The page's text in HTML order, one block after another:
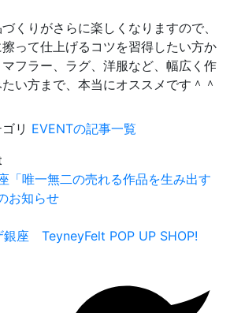
くりがさらに楽しくなりますので、
って仕上げるコツを習得したい方か
フラー、ラグ、洋服など、幅広く作
い方まで、本当にオススメです＾＾
リ EVENTの記事一覧
「唯一無二の売れる作品を生み出す
お知らせ
銀座 TeyneyFelt POP UP SHOP!